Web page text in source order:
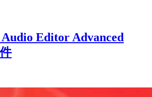
Editor Advanced